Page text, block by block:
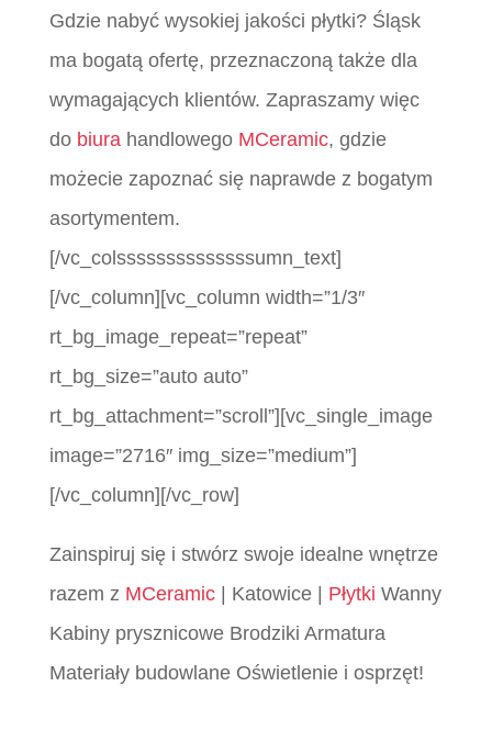
Gdzie nabyć wysokiej jakości płytki? Śląsk
ma bogatą ofertę, przeznaczoną także dla
wymagających klientów. Zapraszamy więc
dobiura handlowego MCeramic, gdzie
możecie zapoznać się naprawde z bogatym
asortymentem.
[/vc_colssssssssssssssumn_text]
[/vc_column][vc_column width=”1/3″
rt_bg_image_repeat=”repeat”
rt_bg_size=”auto auto”
rt_bg_attachment=”scroll”][vc_single_image
image=”2716″ img_size=”medium”]
[/vc_column][/vc_row]
Zainspiruj się i stwórz swoje idealne wnętrze
razem z MCeramic| Katowice | Płytki Wanny
Kabiny prysznicowe Brodziki Armatura
Materiały budowlane Oświetlenie i osprzęt!